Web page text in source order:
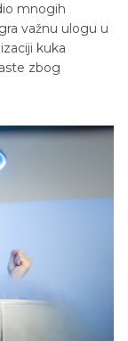
mnogih
važnu ulogu u
kuka
zbog